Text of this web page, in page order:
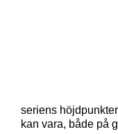
seriens
kan vara, både på